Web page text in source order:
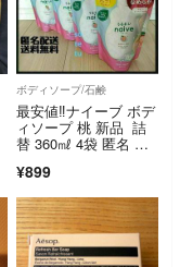
ボディソープ/石鹸
最安値‼️ナイーブ ボデ
ィソープ 桃 新品 詰
替 360㎖ 4袋 匿名 送
¥899